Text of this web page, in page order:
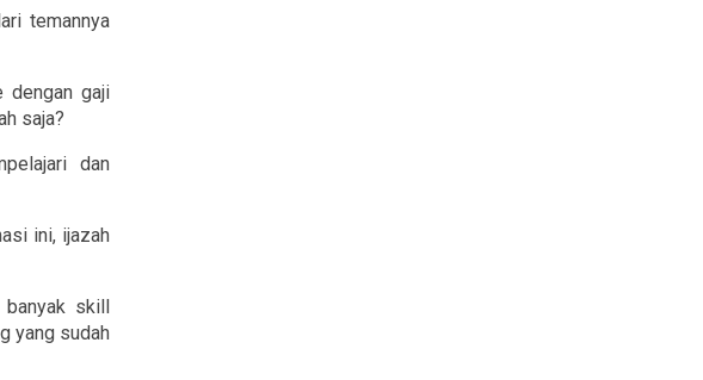
temannya
dengan gaji
saja?
dan
ini, ijazah
banyak skill
yang sudah